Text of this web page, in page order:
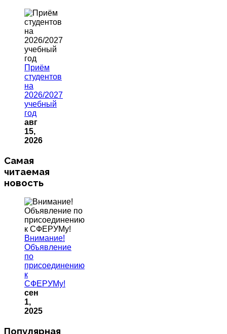
Приём
студентов
на
2026/2027
учебный
год
авг
15,
2026
Самая
читаемая
новость
Внимание!
Объявление
по
присоединению
к
СФЕРУМу!
сен
1,
2025
Популярная